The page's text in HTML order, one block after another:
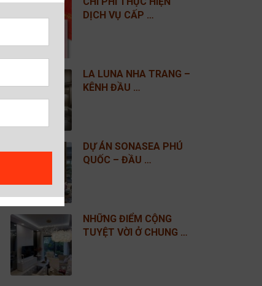
DỊCH VỤ CẤP …
LA LUNA NHA TRANG –
KÊNH ĐẦU …
DỰ ÁN SONASEA PHÚ
QUỐC – ĐẦU …
NHỮNG ĐIỂM CỘNG
TUYỆT VỜI Ở CHUNG …